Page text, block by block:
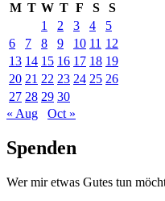
M T W T F S
S
1
2 3 4
5
6
7 8 9 10 11 12
13 14 15 16 17 18 19
20 21 22 23 24 25 26
27 28 29 30
« Aug
Oct »
Spenden
Wer mir etwas Gutes tun